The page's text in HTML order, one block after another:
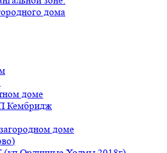
дома
доме
Кембридж
доме